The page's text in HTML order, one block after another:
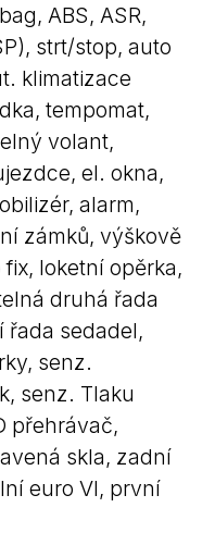
ABS, ASR,
strt/stop, auto
klimatizace
tempomat,
volant,
el. okna,
alarm,
zámků, výškově
loketní opěrka,
druhá řada
řada sedadel,
senz.
senz. Tlaku
přehrávač,
skla, zadní
euro VI, první